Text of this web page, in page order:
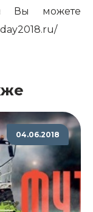
Вы можете
04.06.2018